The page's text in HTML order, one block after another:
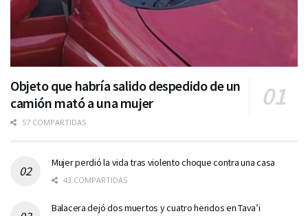
Objeto que habría salido despedido de un
camión mató a una mujer
57 COMPARTIDAS
Mujer perdió la vida tras violento choque contra una casa
43 COMPARTIDAS
Balacera dejó dos muertos y cuatro heridos en Tava’i